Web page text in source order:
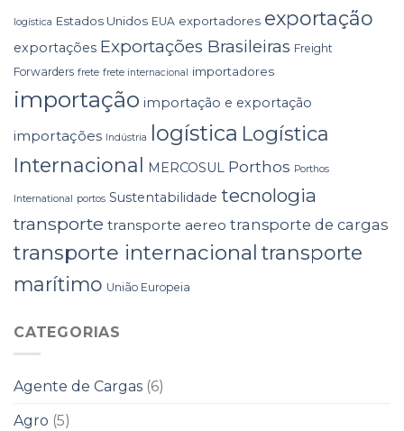
logística Estados Unidos EUA exportadores exportação
exportações Exportações Brasileiras Freight
Forwarders frete frete internacional importadores
importação importação e exportação
importações Indústria logística Logística
Internacional MERCOSUL Porthos Porthos
International portos Sustentabilidade tecnologia
transporte transporte aereo transporte de cargas
transporte internacional transporte
marítimo União Europeia
CATEGORIAS
Agente de Cargas (6)
Agro (5)